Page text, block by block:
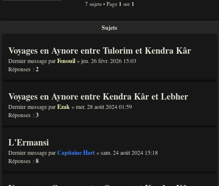
7 sujets • Page 1 sur 1
Sujets
Voyages en Aynore entre Tulorim et Kendra Kâr
Dernier message parFenouil «jeu. 26 févr. 2026 15:03
Réponses :2
Voyages en Aynore entre Kendra Kâr et Lebher
Dernier message parEzak «mer. 28 août 2024 01:59
Réponses :3
L'Ermansi
Dernier message parCapitaine Hart «sam. 24 août 2024 15:18
Réponses :8